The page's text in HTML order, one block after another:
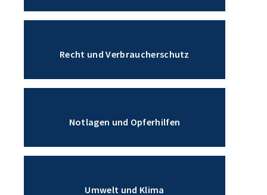
Recht und Verbraucherschutz
Notlagen und Opferhilfen
Umwelt und Klima